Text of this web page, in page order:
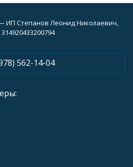
ИП Степанов Леонид Николаевич,
562-14-04